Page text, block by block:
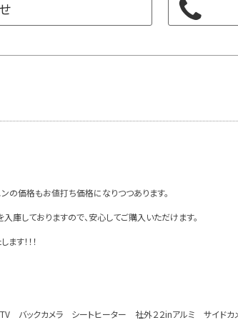
の価格もお値打ち価格になりつつあります。
庫しておりますので、安心してご購入いただけます。
す！！！
バックカメラ シートヒーター 社外２２inアルミ サイド